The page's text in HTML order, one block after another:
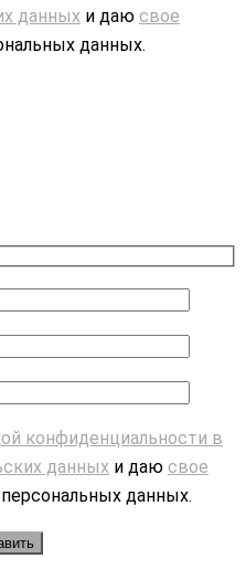
данных и даю свое
данных.
конфиденциальности в
данных и даю свое
данных.